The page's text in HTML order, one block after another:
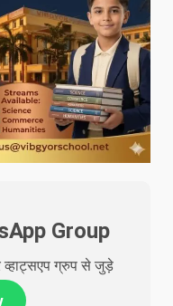
Group
व्हाट्सएप ग्रुप से जुड़े